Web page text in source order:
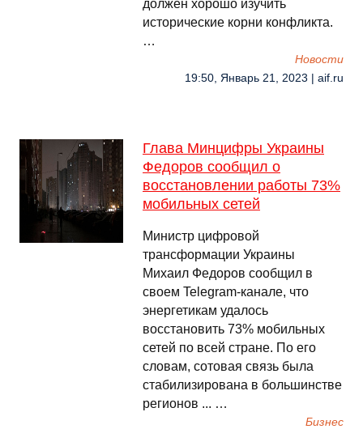
должен хорошо изучить
исторические корни конфликта.
…
Новости
19:50, Январь 21, 2023 | aif.ru
Глава Минцифры Украины
Федоров сообщил о
восстановлении работы 73%
мобильных сетей
Министр цифровой
трансформации Украины
Михаил Федоров сообщил в
своем Telegram-канале, что
энергетикам удалось
восстановить 73% мобильных
сетей по всей стране. По его
словам, сотовая связь была
стабилизирована в большинстве
регионов ... …
Бизнес